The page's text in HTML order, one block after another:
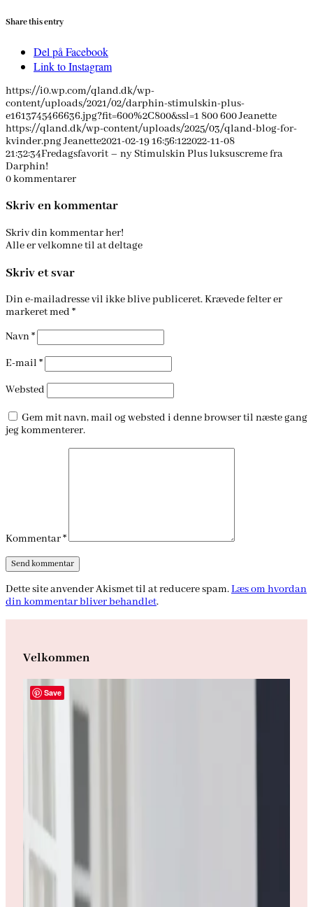
Share this entry
Del på Facebook
Link to Instagram
https://i0.wp.com/qland.dk/wp-
content/uploads/2021/02/darphin-stimulskin-plus-
e1613745466636.jpg?fit=600%2C800&ssl=1 800600Jeanette
https://qland.dk/wp-content/uploads/2025/03/qland-blog-for-
kvinder.pngJeanette2021-02-19 16:56:122022-11-08
21:32:34Fredagsfavorit – ny Stimulskin Plus luksuscreme fra
Darphin!
0kommentarer
Skriv en kommentar
Skriv din kommentar her!
Alle er velkomne til at deltage
Skriv et svar
Din e-mailadresse vil ikke blive publiceret.Krævede felter er
markeret med *
Navn*
E-mail *
Websted
Gem mit navn, mail og websted i denne browser til næste gang
jeg kommenterer.
Kommentar*
Dette site anvender Akismet til at reducere spam.Læs om hvordan
din kommentar bliver behandlet.
Velkommen
Save